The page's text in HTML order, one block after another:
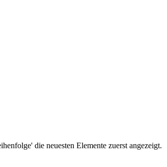
die neuesten Elemente zuerst angezeigt.